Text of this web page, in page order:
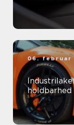
06. februar
holdbarhed